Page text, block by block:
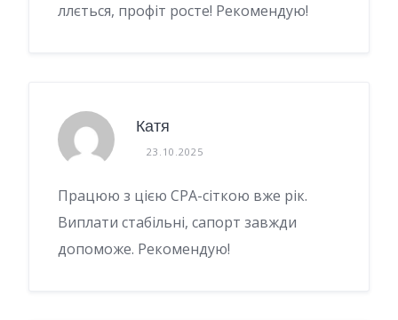
ллється, профіт росте! Рекомендую!
Катя
23.10.2025
Працюю з цією CPA-сіткою вже рік.
Виплати стабільні, сапорт завжди
допоможе. Рекомендую!